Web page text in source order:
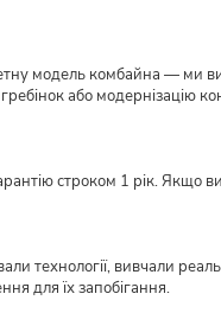
модель комбайна — ми
або модернізацію
строком 1 рік. Якщо
технології, вивчали
для їх запобігання.